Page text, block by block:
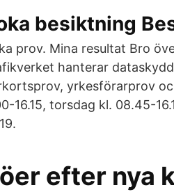
besiktning
prov. Mina resultat Bro
hanterar
yrkesförarprov
16.15, torsdag kl. 08.45-
efter nya